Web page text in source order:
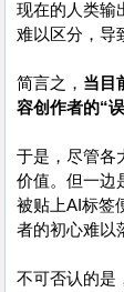
现在的人类输
难以区分，导
简言之， 当目
容创作者的“
于是，尽管各
价值。但一边
被贴上AI标签
者的初心难以
不可否认的是